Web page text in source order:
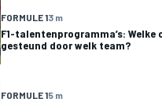
FORMULE 13 m
F1-talentenprogramma’s: Welke
gesteund door welk team?
FORMULE 15 m